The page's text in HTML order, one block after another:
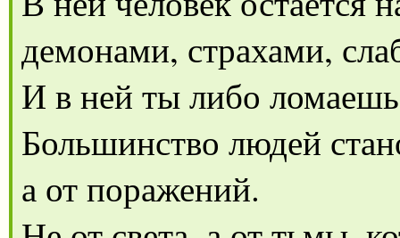
демонами, страхами,
И в ней ты либо
Большинство людей
а от поражений.